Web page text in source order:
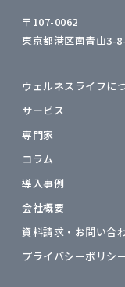
〒107-0062
東京都港区南青山3-
ウェルネスライフに
サービス
専門家
コラム
導入事例
会社概要
資料請求・お問い合
プライバシーポリシ